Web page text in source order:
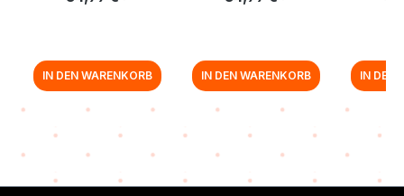
04 [BLU-RAY]
IN DEN WARENKORB
08 [BLU-RAY]
IN DEN WARENKORB IN DEN
Zurück zur Vor-/Zurück-Navigation